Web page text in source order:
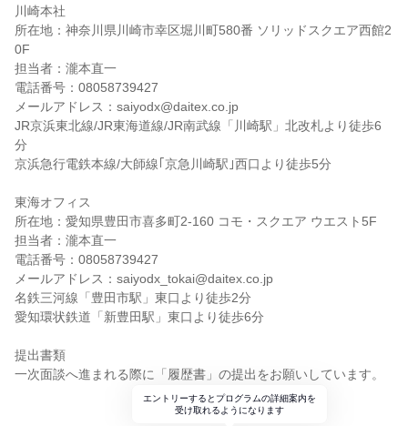
川崎本社
所在地：神奈川県川崎市幸区堀川町580番 ソリッドスクエア西館2
0F
担当者：瀧本直一
電話番号：08058739427
メールアドレス：saiyodx@daitex.co.jp
JR京浜東北線/JR東海道線/JR南武線「川崎駅」北改札より徒歩6
分
京浜急行電鉄本線/大師線｢京急川崎駅｣西口より徒歩5分
東海オフィス
所在地：愛知県豊田市喜多町2-160 コモ・スクエア ウエスト5F
担当者：瀧本直一
電話番号：08058739427
メールアドレス：saiyodx_tokai@daitex.co.jp
名鉄三河線「豊田市駅」東口より徒歩2分
愛知環状鉄道「新豊田駅」東口より徒歩6分
提出書類
一次面談へ進まれる際に「履歴書」の提出をお願いしています。
エントリーするとプログラムの詳細案内を
受け取れるようになります